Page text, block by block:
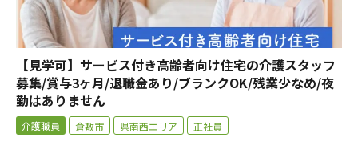
【見学可】サービス付き高齢者向け住宅の介護スタッフ
募集/賞与3ヶ月/退職金あり/ブランクOK/残業少なめ/夜
勤はありません
介護職員 倉敷市 県南西エリア 正社員